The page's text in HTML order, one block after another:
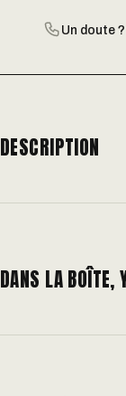
Un doute
DESCRIPTION
DANS LA BOÎTE,